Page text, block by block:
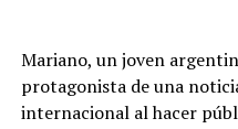
Mariano, un joven
protagonista de una
internacional al hacer